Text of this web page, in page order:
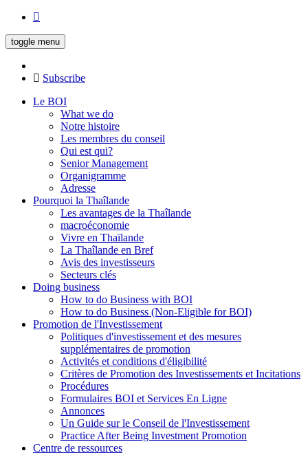
toggle menu
Subscribe
Le BOI
What we do
Notre histoire
Les membres du conseil
Qui est qui?
Senior Management
Organigramme
Adresse
Pourquoi la Thaîlande
Les avantages de la Thaîlande
macroéconomie
Vivre en Thaïlande
La Thaîlande en Bref
Avis des investisseurs
Secteurs clés
Doing business
How to do Business with BOI
How to do Business (Non-Eligible for BOI)
Promotion de l'Investissement
Politiques d'investissement et des mesures
supplémentaires de promotion
Activités et conditions d'éligibilité
Critères de Promotion des Investissements et Incitations
Procédures
Formulaires BOI et Services En Ligne
Annonces
Un Guide sur le Conseil de l'Investissement
Practice After Being Investment Promotion
Centre de ressources